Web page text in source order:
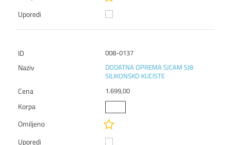
008-0137
DODATNA OPREMA SJCAM SJ8
SILIKONSKO KUCISTE
1.699,00